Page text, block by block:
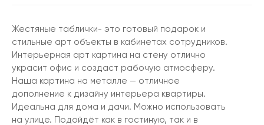
Жестяные таблички- это готовый подарок и
стильные арт объекты в кабинетах сотрудников.
Интерьерная арт картина на стену отлично
украсит офис и создаст рабочую атмосферу.
Наша картина на металле — отличное
дополнение к дизайну интерьера квартиры.
Идеальна для дома и дачи. Можно использовать
на улице. Подойдёт как в гостиную, так и в